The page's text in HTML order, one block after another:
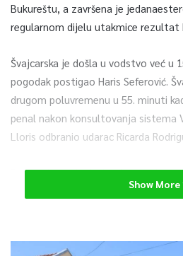
Bukureštu, a završena je
regularnom dijelu utakmice rezultat
Švajcarska je došla u vodstvo već u
pogodak postigao Haris Seferović.
drugom poluvremenu u 55. minuti
penal nakon konsultovanja sistema
Lloris odbranio udarac Ricarda
Do preokreta je došlo ubrzo nakon
reprezentativac Francuske Karim
čega je Haris Seferović ponovo
Show More